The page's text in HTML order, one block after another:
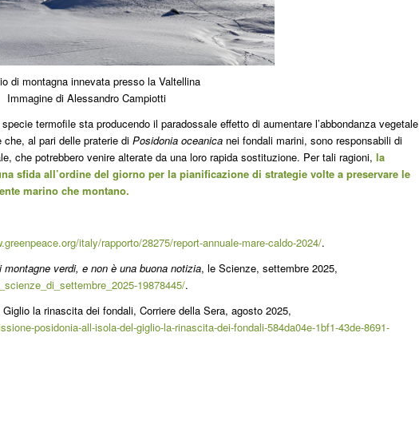
di montagna innevata presso la Valtellina
Immagine di Alessandro Campiotti
termofile sta producendo il paradossale effetto di aumentare l’abbondanza vegetale
al pari delle praterie di Posidonia oceanica nei fondali marini, sono responsabili di
che potrebbero venire alterate da una loro rapida sostituzione. Per tali ragioni, la
sfida all’ordine del giorno per la pianificazione di strategie volte a preservare le
marino che montano.
italy/rapporto/28275/report-annuale-mare-caldo-2024/.
verdi, e non è una buona notizia, le Scienze, settembre 2025,
19878445/.
la rinascita dei fondali, Corriere della Sera, agosto 2025,
posidonia-all-isola-del-giglio-la-rinascita-dei-fondali-584da04e-1bf1-43de-8691-